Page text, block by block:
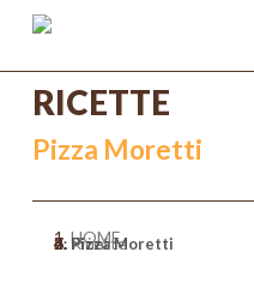
Skip
contentRICETTE
Pizza Moretti
HOME
>
Ricette
>
Primi
>
Pizza Moretti